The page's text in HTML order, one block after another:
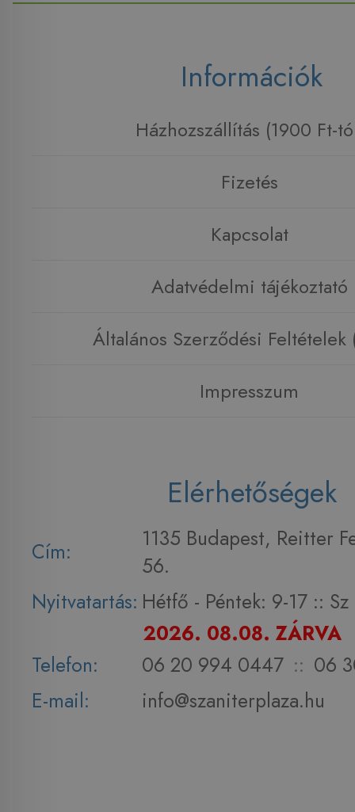
Információk
Házhozszállítás (1900 Ft-
Fizetés
Kapcsolat
Adatvédelmi tájékoztató
Általános Szerződési Feltételek
Impresszum
Elérhetőségek
Cím:
1135 Budapest, Reitter
56.
Nyitvatartás: Hétfő - Péntek: 9-17 :: Sz
2026. 08.08. ZÁRVA
Telefon:
06 20 994 0447 :: 06
E-mail:
info@szaniterplaza.hu